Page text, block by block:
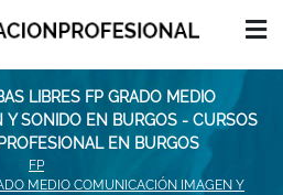
LIBRES FP GRADO MEDIO
SONIDO EN BURGOS - CURSOS
EN BURGOS
FP
MEDIO COMUNICACIÓN IMAGEN Y